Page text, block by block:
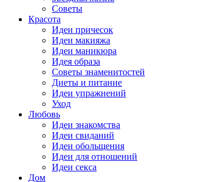
Советы
Красота
Идеи причесок
Идеи макияжа
Идеи маникюра
Идея образа
Советы знаменитостей
Диеты и питание
Идеи упражнений
Уход
Любовь
Идеи знакомства
Идеи свиданий
Идеи обольщения
Идеи для отношений
Идеи секса
Дом